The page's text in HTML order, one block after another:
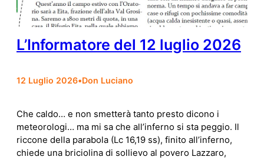
L’Informatore del 12 luglio 2026
12 Luglio 2026•Don Luciano
Che caldo… e non smetterà tanto presto dicono i
meteorologi… ma mi sa che all’inferno si sta peggio. Il
riccone della parabola (Lc 16,19 ss), finito all’inferno,
chiede una briciolina di sollievo al povero Lazzaro,